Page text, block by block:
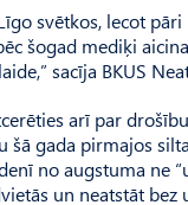
svētkos, lecot
šogad mediķi
sacīja BKUS
arī par
šā gada pirmajos
no augstuma ne
un neatstāt bez